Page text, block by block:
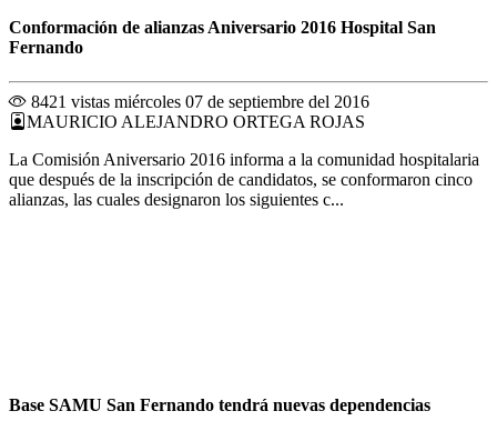
Conformación de alianzas Aniversario 2016 Hospital San
Fernando
8421 vistas miércoles 07 de septiembre del 2016
MAURICIO ALEJANDRO ORTEGA ROJAS
La Comisión Aniversario 2016 informa a la comunidad hospitalaria
que después de la inscripción de candidatos, se conformaron cinco
alianzas, las cuales designaron los siguientes c...
Base SAMU San Fernando tendrá nuevas dependencias